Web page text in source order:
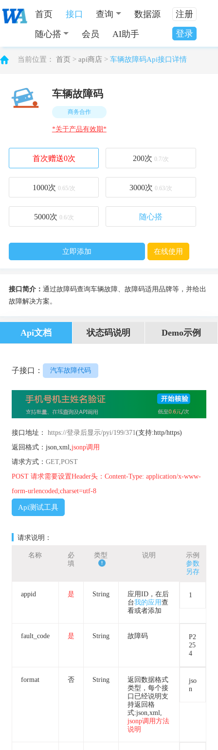
首页 接口 查询 数据源
随心搭 会员 AI助手
注册
登录
当前位置： 首页 > api商店> 车辆故障码Api接口详情
车辆故障码
商务合作
*关于产品有效期*
首次赠送0次 200次0.7/次
1000次 0.65/次 3000次0.63/次
5000次 0.6/次 随心搭
立即添加 在线使用
接口简介： 通过故障码查询车辆故障、故障码适用品牌等，并给出
故障解决方案。
Api文档 状态码说明 Demo示例
子接口： 汽车故障代码
接口地址： https://登录后显示/pyi/199/371 (支持:http/https)
返回格式：json,xml, jsonp调用
请求方式： GET,POST
POST 请求需要设置Header头：Content-Type: application/x-www-
form-urlencoded;charset=utf-8
Api测试工具
请求说明：
名称
必
填
类型 说明
示例
参数
另存
appid 是 String
应用ID，在后
台我的应用查
看或者添加
1
fault_code 是 String 故障码
P2
25
4
format 否 String
返回数据格式
类型，每个接
口已经说明支
持返回格
式:json,xml,
jsonp调用方法
说明
jso
n